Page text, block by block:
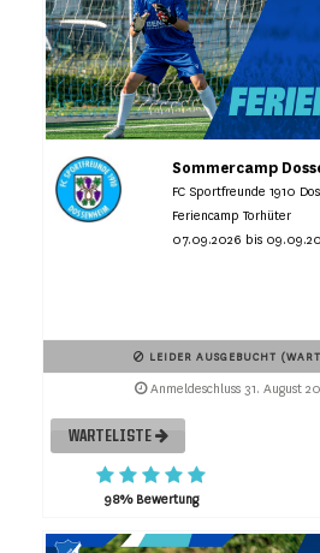
Sommercamp
FC Sportfreunde 1910
Feriencamp Torhüter
07.09.2026 bis
LEIDER AUSGEBUCHT
Anmeldeschluss 31. August
WARTELISTE
98% Bewertung